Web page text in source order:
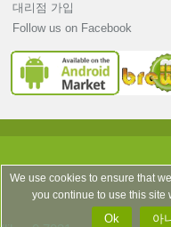
대리점 가입
Follow us on Facebook
We use cookies to ensure that
you continue to use this
Ok 아